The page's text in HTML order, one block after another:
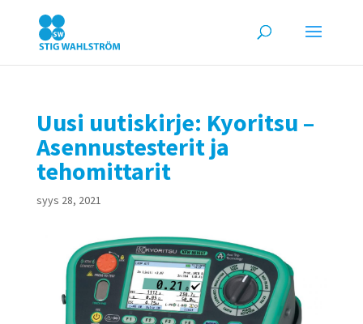
Uusi uutiskirje: Kyoritsu –
Asennustesterit ja
tehomittarit
syys 28, 2021